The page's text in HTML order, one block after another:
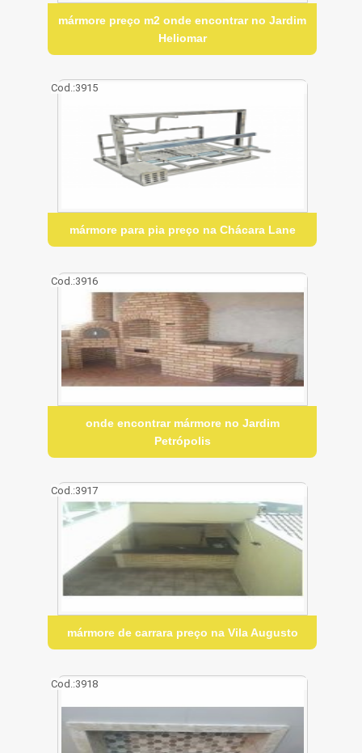
mármore preço m2 onde encontrar no Jardim
Heliomar
Cod.:3915
mármore para pia preço na Chácara Lane
Cod.:3916
onde encontrar mármore no Jardim
Petrópolis
Cod.:3917
mármore de carrara preço na Vila Augusto
Cod.:3918